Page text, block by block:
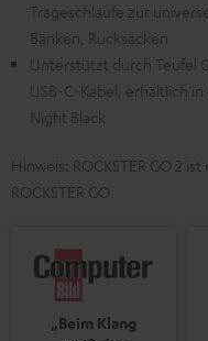
Trageschlaufe zur
Bänken, Rucksäcken
Unterstützt durch Teufel
USB-C-Kabel, erhältlich in
Night Black
Hinweis: ROCKSTER GO 2
ROCKSTER GO
„Beim Klang